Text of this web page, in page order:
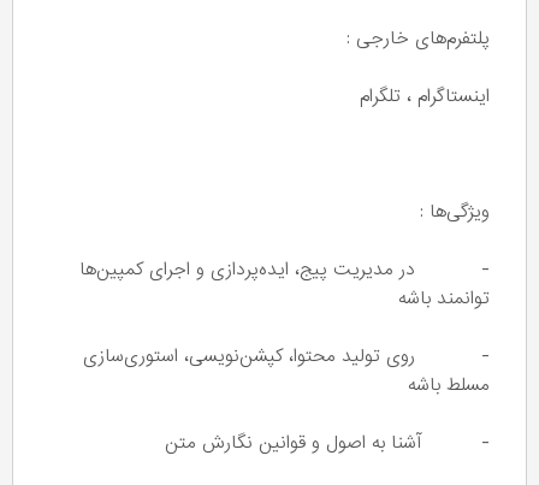
پلتفرم‌های خارجی :
اینستاگرام ، تلگرام
ویژگی‌ها :
- در مدیریت پیج، ایده‌پردازی و اجرای کمپین‌ها
توانمند باشه
- روی تولید محتوا، کپشن‌نویسی، استوری‌سازی
مسلط باشه
- آشنا به اصول و قوانین نگارش متن